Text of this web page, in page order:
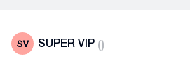
SUPER VIP ()